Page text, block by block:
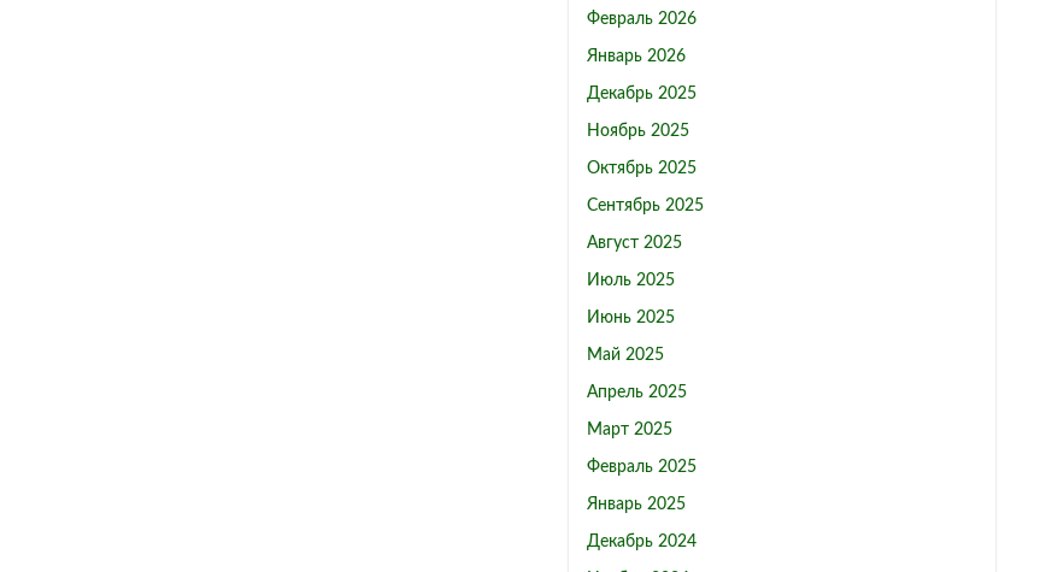
Февраль 2026
Январь 2026
Декабрь 2025
Ноябрь 2025
Октябрь 2025
Сентябрь 2025
Август 2025
Июль 2025
Июнь 2025
Май 2025
Апрель 2025
Март 2025
Февраль 2025
Январь 2025
Декабрь 2024